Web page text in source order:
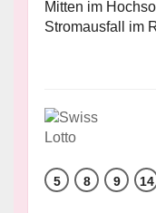
Mitten im
Stromausfall im
5 8 9 14